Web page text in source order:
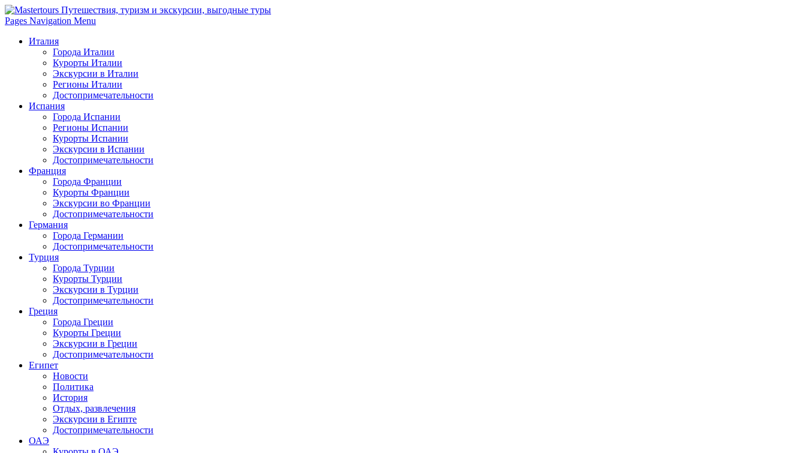
Pages Navigation Menu
Италия
Города Италии
Курорты Италии
Экскурсии в Италии
Регионы Италии
Достопримечательности
Испания
Города Испании
Регионы Испании
Курорты Испании
Экскурсии в Испании
Достопримечательности
Франция
Города Франции
Курорты Франции
Экскурсии во Франции
Достопримечательности
Германия
Города Германии
Достопримечательности
Турция
Города Турции
Курорты Турции
Экскурсии в Турции
Достопримечательности
Греция
Города Греции
Курорты Греции
Экскурсии в Греции
Достопримечательности
Египет
Новости
Политика
История
Отдых, развлечения
Экскурсии в Египте
Достопримечательности
ОАЭ